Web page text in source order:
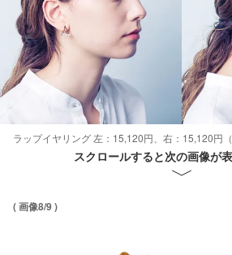
ラップイヤリング 左：15,120円、右：15,120円（
スクロールすると次の画像が
( 画像8/9 )